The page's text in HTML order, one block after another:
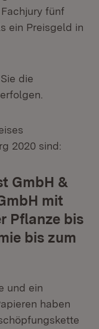
fünf
ein Preisgeld in
die
2020 sind:
GmbH &
mit
Pflanze bis
bis zum
und ein
haben